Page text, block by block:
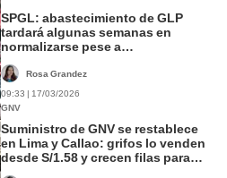
SPGL: abastecimiento de GLP
tardará algunas semanas en
normalizarse pese a
CamiseaRosa Grandez
09:33 | 17/03/2026
GNV
Suministro de GNV se restablece
en Lima y Callao: grifos lo venden
desde S/1.58 y crecen filas para